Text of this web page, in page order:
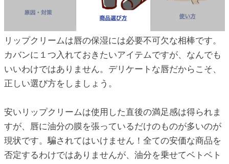
リップクリームは唇の保湿には必要不可欠な相棒です。
カバンに１つ入れておきたいアイテムですが、なんでも
いいわけではありません。デリケートな唇だからこそ、
正しい選び方をしましょう。
安いリップクリームは使用した直後の満足感は得られま
すが、唇に油分の膜を張っているだけのものが多いのが
現状です。騙されてはいけません！全ての安価な商品を
否定するわけではありませんが、油分を乗せてベトベト